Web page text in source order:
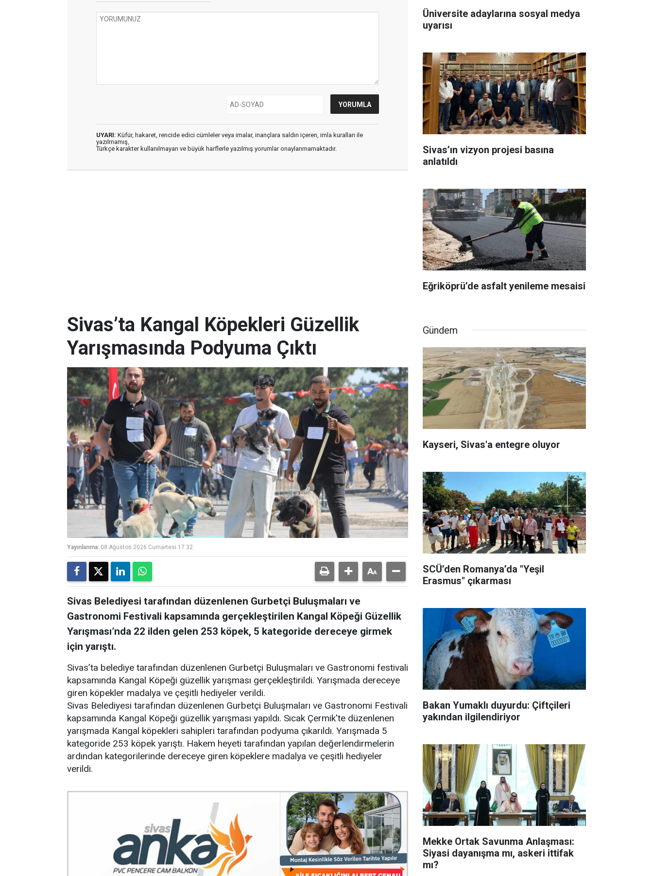
UYARI: Küfür, hakaret, rencide edici cümleler veya imalar, inançlara saldırı içeren, imla kuralları ile
yazılmamış,
Türkçe karakter kullanılmayan ve büyük harflerle yazılmış yorumlar onaylanmamaktadır.
Üniversite adaylarına sosyal medya
uyarısı
Sivas’ın vizyon projesi basına
anlatıldı
Eğriköprü’de asfalt yenileme mesaisi
Sivas’ta Kangal Köpekleri Güzellik
Yarışmasında Podyuma Çıktı
Yayınlanma: 08 Ağustos 2026 Cumartesi 17:32
Sivas Belediyesi tarafından düzenlenen Gurbetçi Buluşmaları ve
Gastronomi Festivali kapsamında gerçekleştirilen Kangal Köpeği Güzellik
Yarışması’nda 22 ilden gelen 253 köpek, 5 kategoride dereceye girmek
için yarıştı.
Sivas’ta belediye tarafından düzenlenen Gurbetçi Buluşmaları ve Gastronomi festivali
kapsamında Kangal Köpeği güzellik yarışması gerçekleştirildi. Yarışmada dereceye
giren köpekler madalya ve çeşitli hediyeler verildi.
Sivas Belediyesi tarafından düzenlenen Gurbetçi Buluşmaları ve Gastronomi Festivali
kapsamında Kangal Köpeği güzellik yarışması yapıldı. Sıcak Çermik'te düzenlenen
yarışmada Kangal köpekleri sahipleri tarafından podyuma çıkarıldı. Yarışmada 5
kategoride 253 köpek yarıştı. Hakem heyeti tarafından yapılan değerlendirmelerin
ardından kategorilerinde dereceye giren köpeklere madalya ve çeşitli hediyeler
verildi.
Gündem
Kayseri, Sivas'a entegre oluyor
SCÜ’den Romanya’da "Yeşil
Erasmus" çıkarması
Bakan Yumaklı duyurdu: Çiftçileri
yakından ilgilendiriyor
Mekke Ortak Savunma Anlaşması:
Siyasi dayanışma mı, askeri ittifak
mı?